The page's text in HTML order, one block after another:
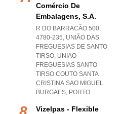
Comércio De
Embalagens, S.a.
R DO BARRACÃO 500,
4780-235, UNIÃO DAS
FREGUESIAS DE SANTO
TIRSO, UNIAO
FREGUESIAS SANTO
TIRSO COUTO SANTA
CRISTINA SAO MIGUEL
BURGAES, PORTO
Vizelpas - Flexible